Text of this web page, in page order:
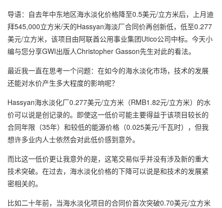
导语：自去年中东地区海水淡化价格降至0.5美元/立方米后，上月迪
拜545,000立方米/天的Hassyan海淡厂合同价再创新低，低至0.277
美元/立方米，该项目由阿联酋公用事业集团Utico公司中标。今天小
编与您分享GWI出版人Christopher Gasson先生对此的看法。
最近我一直在思考一个问题：在如今的海水淡化市场，技术的发展
还能对水价产生多大程度的影响呢？
Hassyan海水淡化厂0.277美元/立方米（RMB1.82元/立方米）的水
价可以说是创记录的。即使这一低价可能主要得益于该项目较长的
合同年限（35年）和较低的能源价格（0.025美元/千瓦时），但我
想许多业内人士依然会对此低价感到意外。
而比这一低价更让我意外的是，这笔交易似乎并没有涉及新的重大
技术突破。在过去，海水淡化价格的下降可以说是和技术的发展紧
密相关的。
比如二十年前，当海水淡化项目的合同价首次突破0.70美元/立方米